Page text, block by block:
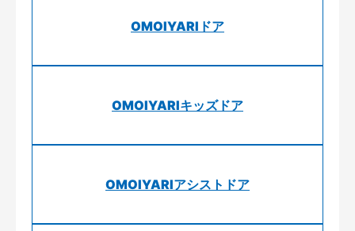
OMOIYARIドア
OMOIYARIキッズドア
OMOIYARIアシストドア